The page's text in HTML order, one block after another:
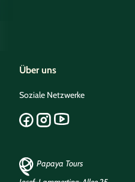
Über uns
Soziale Netzwerke
Papaya Tours